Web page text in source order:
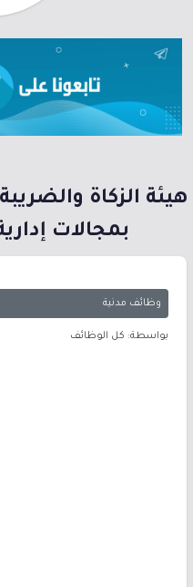
هيئة الزكاة
بمجالات
وظائف مدنية
بواسطة: كل الوظائف